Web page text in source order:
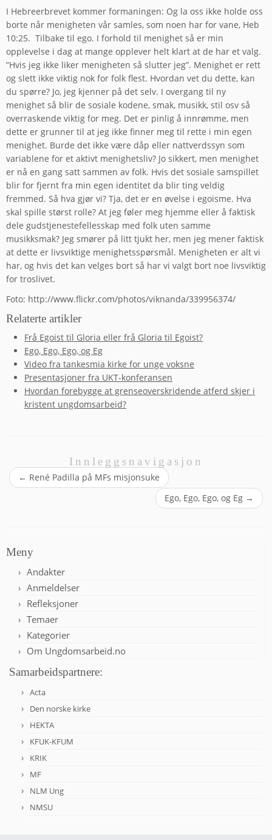
I Hebreerbrevet kommer formaningen: Og la oss ikke holde oss
borte når menigheten vår samles, som noen har for vane, Heb
10:25. Tilbake til ego. I forhold til menighet så er min
opplevelse i dag at mange opplever helt klart at de har et valg.
”Hvis jeg ikke liker menigheten så slutter jeg”. Menighet er rett
og slett ikke viktig nok for folk flest. Hvordan vet du dette, kan
du spørre? Jo, jeg kjenner på det selv. I overgang til ny
menighet så blir de sosiale kodene, smak, musikk, stil osv så
overraskende viktig for meg. Det er pinlig å innrømme, men
dette er grunner til at jeg ikke finner meg til rette i min egen
menighet. Burde det ikke være dåp eller nattverdssyn som
variablene for et aktivt menighetsliv? Jo sikkert, men menighet
er nå en gang satt sammen av folk. Hvis det sosiale samspillet
blir for fjernt fra min egen identitet da blir ting veldig
fremmed. Så hva gjør vi? Tja, det er en øvelse i egoisme. Hva
skal spille størst rolle? At jeg føler meg hjemme eller å faktisk
dele gudstjenestefellesskap med folk uten samme
musikksmak? Jeg smører på litt tjukt her, men jeg mener faktisk
at dette er livsviktige menighetsspørsmål. Menigheten er alt vi
har, og hvis det kan velges bort så har vi valgt bort noe livsviktig
for troslivet.
Foto: http://www.flickr.com/photos/viknanda/339956374/
Relaterte artikler
Frå Egoist til Gloria eller frå Gloria til Egoist?
Ego, Ego, Ego, og Eg
Video fra tankesmia kirke for unge voksne
Presentasjoner fra UKT-konferansen
Hvordan forebygge at grenseoverskridende atferd skjer i
kristent ungdomsarbeid?
Innleggsnavigasjon
← René Padilla på MFs misjonsuke
Ego, Ego, Ego, og Eg →
Meny
Andakter
Anmeldelser
Refleksjoner
Temaer
Kategorier
Om Ungdomsarbeid.no
Samarbeidspartnere:
Acta
Den norske kirke
HEKTA
KFUK-KFUM
KRIK
MF
NLM Ung
NMSU